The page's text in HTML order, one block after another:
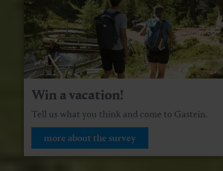
Win a vacation!
Tell us what you think and come to Gastein.
more about the survey